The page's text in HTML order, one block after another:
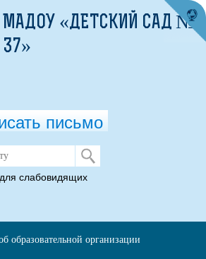
руководитель Ракина
МАДОУ «ДЕТСКИЙ САД №
37»
письмо
слабовидящих
образовательной организации